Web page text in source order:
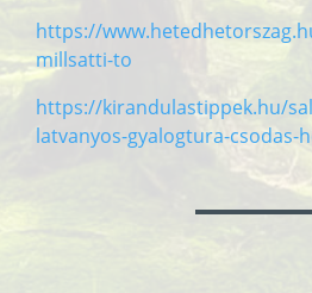
https://
millsatti-to
https://kirandulastippek.hu/
latvanyos-gyalogtura-csodas-